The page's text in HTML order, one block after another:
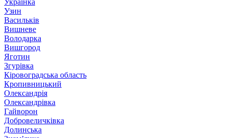
Українка
Узин
Васильків
Вишневе
Володарка
Вишгород
Яготин
Згурівка
Кіровоградська область
Кропивницький
Олександрія
Олександрівка
Гайворон
Добровеличківка
Долинська